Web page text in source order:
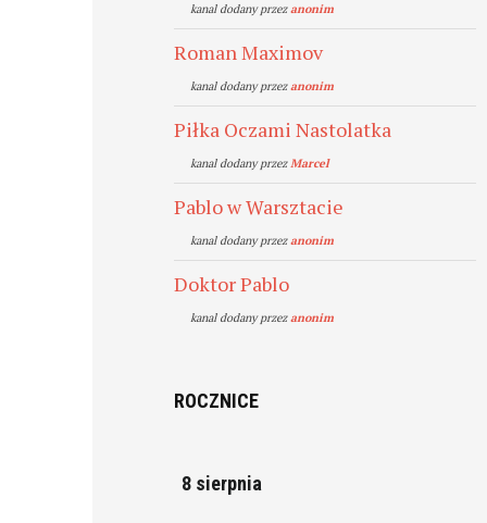
kanal dodany przezanonim
Roman Maximov
kanal dodany przezanonim
Piłka Oczami Nastolatka
kanal dodany przezMarcel
Pablo w Warsztacie
kanal dodany przezanonim
Doktor Pablo
kanal dodany przezanonim
ROCZNICE
8 sierpnia